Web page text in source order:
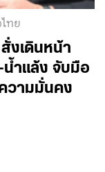
ทย
งเดินหน้า
ำแล้ง จับมือ
วามมั่นคง